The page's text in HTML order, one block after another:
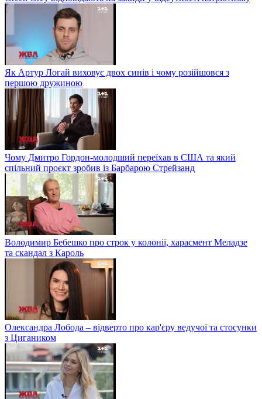
Як Артур Логай виховує двох синів і чому розійшовся з
першою дружиною
Чому Дмитро Гордон-молодший переїхав в США та який
спільний проєкт зробив із Барбарою Стрейзанд
Володимир Бебешко про строк у колонії, харасмент Меладзе
та скандал з Кароль
Олександра Лобода – відверто про кар'єру ведучої та стосунки
з Цигаником